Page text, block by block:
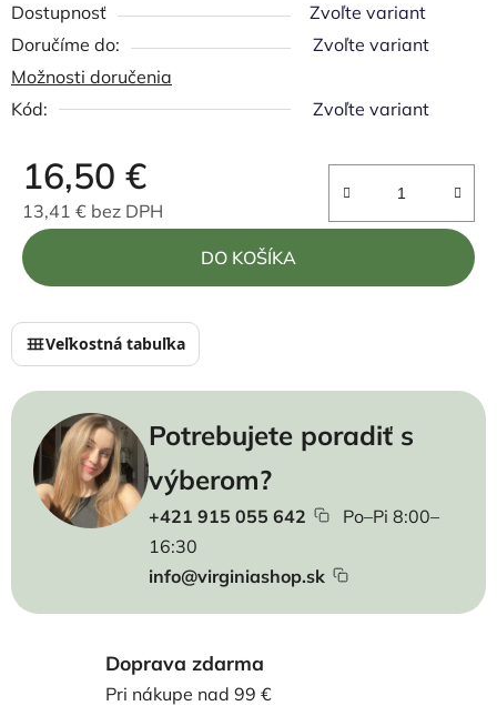
Dostupnosť
Zvoľte variant
Zvoľte variant
Možnosti doručenia
Kód:
Zvoľte variant
16,50 €
13,41 € bez DPH
Jednotková cena:
DO KOŠÍKA
Veľkostná tabuľka
Potrebujete poradiť s
výberom?
+421 915 055 642
Po–Pi 8:00–
16:30
info@virginiashop.sk
Doprava zdarma
Pri nákupe nad 99 €